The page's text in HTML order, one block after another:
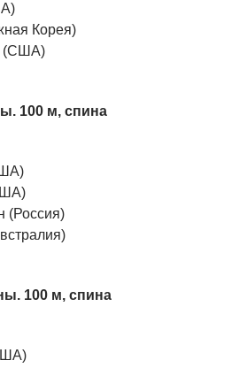
Корея)
(США)
100 м, спина
(Россия)
100 м, спина